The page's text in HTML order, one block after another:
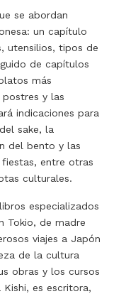
se abordan
un capítulo
utensilios, tipos de
de capítulos
más
y las
indicaciones para
sake, la
del bento y las
entre otras
culturales.
especializados
Tokio, de madre
viajes a Japón
de la cultura
obras y los cursos
es escritora,